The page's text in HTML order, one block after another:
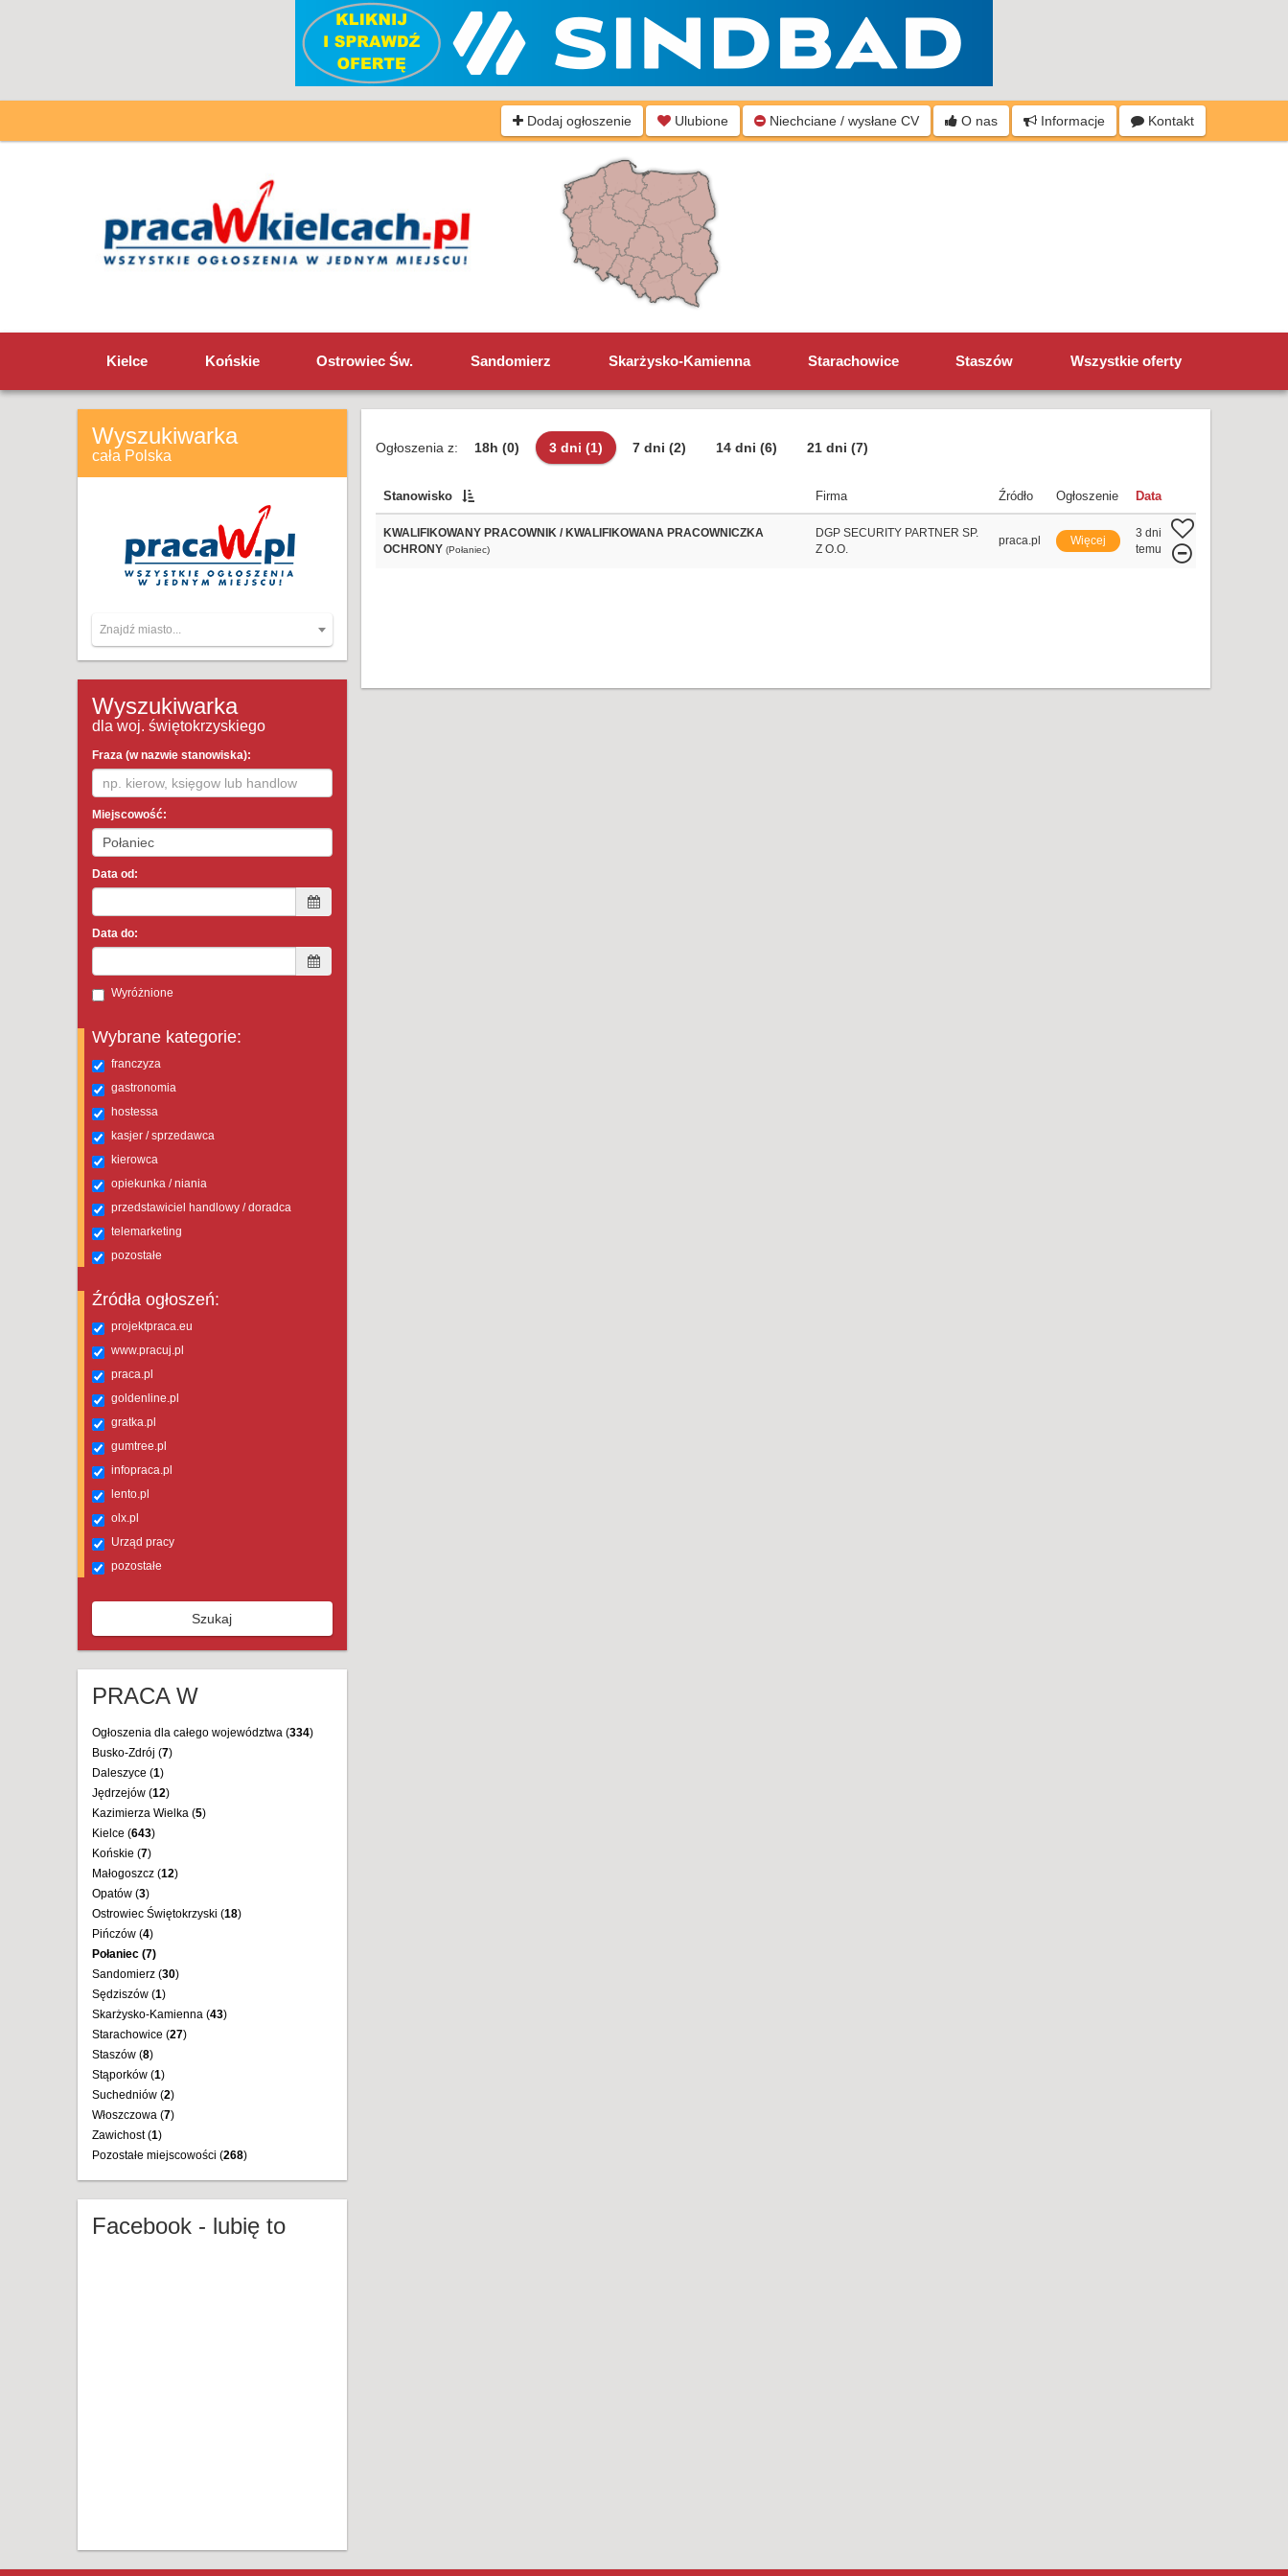
Dodaj ogłoszenie Ulubione Niechciane / wysłane CV O nas Informacje Kontakt
Kielce Końskie Ostrowiec Św. Sandomierz Skarżysko-Kamienna Starachowice Staszów Wszystkie oferty
Wyszukiwarka
cała Polska
Znajdź miasto...
Wyszukiwarka
dla woj. świętokrzyskiego
Fraza (w nazwie stanowiska):
Miejscowość:
Data od:
Data do:
Wyróżnione
Wybrane kategorie:
franczyza
gastronomia
hostessa
kasjer / sprzedawca
kierowca
opiekunka / niania
przedstawiciel handlowy / doradca
telemarketing
pozostałe
Źródła ogłoszeń:
projektpraca.eu
www.pracuj.pl
praca.pl
goldenline.pl
gratka.pl
gumtree.pl
infopraca.pl
lento.pl
olx.pl
Urząd pracy
pozostałe
Szukaj
PRACA W
Ogłoszenia dla całego województwa (334)
Busko-Zdrój (7)
Daleszyce (1)
Jędrzejów (12)
Kazimierza Wielka (5)
Kielce (643)
Końskie (7)
Małogoszcz (12)
Opatów (3)
Ostrowiec Świętokrzyski (18)
Pińczów (4)
Połaniec (7)
Sandomierz (30)
Sędziszów (1)
Skarżysko-Kamienna (43)
Starachowice (27)
Staszów (8)
Stąporków (1)
Suchedniów (2)
Włoszczowa (7)
Zawichost (1)
Pozostałe miejscowości (268)
Facebook - lubię to
Ogłoszenia z: 18h (0) 3 dni (1) 7 dni (2) 14 dni (6) 21 dni (7)
Stanowisko Firma Źródło Ogłoszenie Data
KWALIFIKOWANY PRACOWNIK / KWALIFIKOWANA PRACOWNICZKA
OCHRONY (Połaniec)
DGP SECURITY PARTNER SP.
Z O.O.
praca.pl Więcej
3 dni
temu